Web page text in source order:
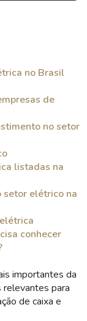
no Brasil
de
no setor
listadas na
setor elétrico na
conhecer
importantes da
relevantes para
de caixa e